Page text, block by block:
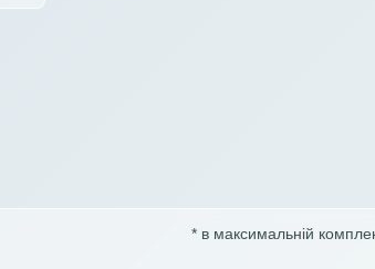
* в максимальній